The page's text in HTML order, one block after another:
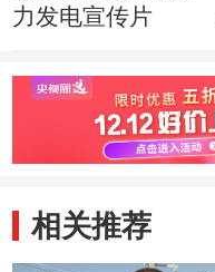
力发电宣传片
相关推荐